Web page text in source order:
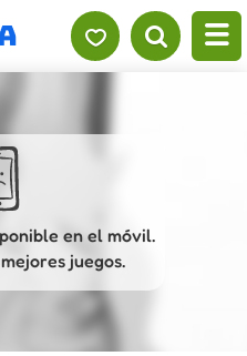
en el móvil.
juegos.